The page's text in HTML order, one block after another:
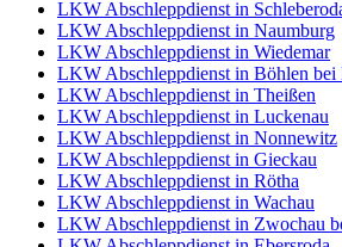
LKW Abschleppdienst in
LKW Abschleppdienst in Naumburg
LKW Abschleppdienst in Wiedemar
LKW Abschleppdienst in Böhlen bei
LKW Abschleppdienst in Theißen
LKW Abschleppdienst in Luckenau
LKW Abschleppdienst in Nonnewitz
LKW Abschleppdienst in Gieckau
LKW Abschleppdienst in Rötha
LKW Abschleppdienst in Wachau
LKW Abschleppdienst in Zwochau